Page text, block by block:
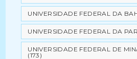
UNIVERSIDADE FEDERAL DA
UNIVERSIDADE FEDERAL DA
UNIVERSIDADE FEDERAL DE
(173)